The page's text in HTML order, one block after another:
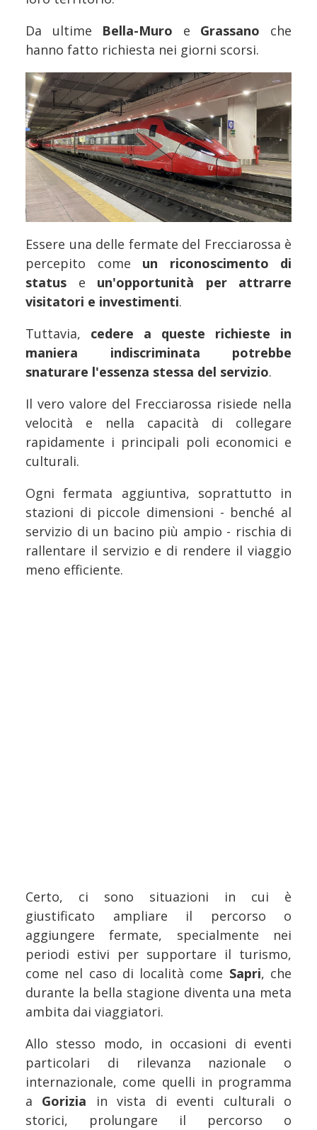
Da ultime Bella-Muro e Grassano che
hanno fatto richiesta nei giorni scorsi.
Essere una delle fermate del Frecciarossa è
percepito come un riconoscimento di
status e un'opportunità per attrarre
visitatori e investimenti.
Tuttavia, cedere a queste richieste in
maniera indiscriminata potrebbe
snaturare l'essenza stessa del servizio.
Il vero valore del Frecciarossa risiede nella
velocità e nella capacità di collegare
rapidamente i principali poli economici e
culturali.
Ogni fermata aggiuntiva, soprattutto in
stazioni di piccole dimensioni - benché al
servizio di un bacino più ampio - rischia di
rallentare il servizio e di rendere il viaggio
meno efficiente.
Certo, ci sono situazioni in cui è
giustificato ampliare il percorso o
aggiungere fermate, specialmente nei
periodi estivi per supportare il turismo,
come nel caso di località come Sapri, che
durante la bella stagione diventa una meta
ambita dai viaggiatori.
Allo stesso modo, in occasioni di eventi
particolari di rilevanza nazionale o
internazionale, come quelli in programma
a Gorizia in vista di eventi culturali o
storici, prolungare il percorso o